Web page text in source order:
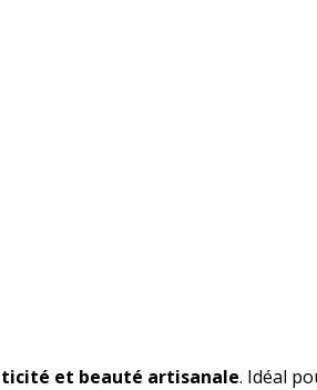
et beauté artisanale. Idéal